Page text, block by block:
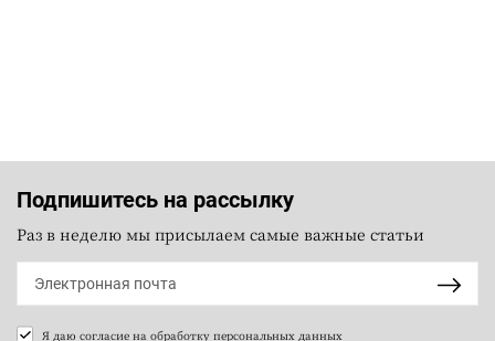
Подпишитесь на рассылку
Раз в неделю мы присылаем самые важные статьи
Я даю согласие на обработку персональных данных